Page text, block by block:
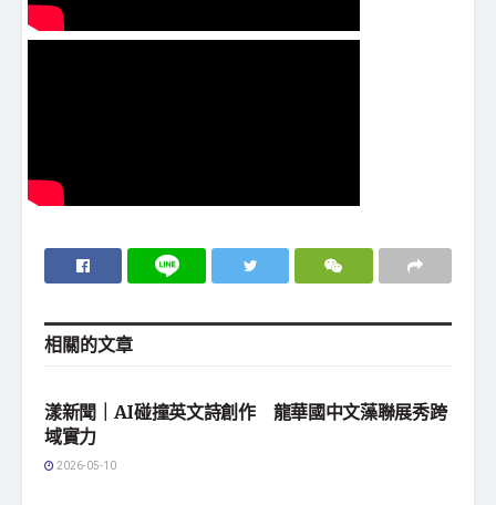
相關的文章
漾新聞｜AI碰撞英文詩創作 龍華國中文藻聯展秀跨
域實力
2026-05-10